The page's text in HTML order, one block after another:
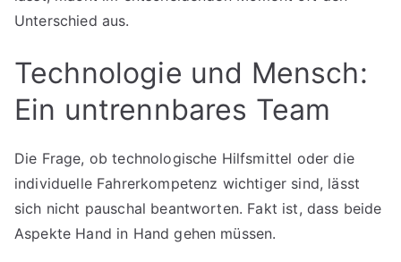
Unterschied aus.
Technologie und Mensch:
Ein untrennbares Team
Die Frage, ob technologische Hilfsmittel oder die
individuelle Fahrerkompetenz wichtiger sind, lässt
sich nicht pauschal beantworten. Fakt ist, dass beide
Aspekte Hand in Hand gehen müssen.